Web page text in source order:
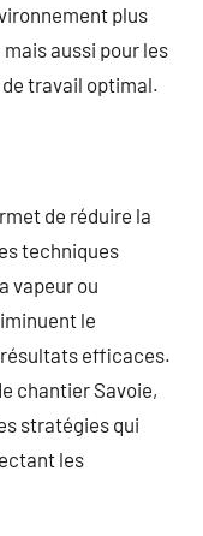
plus
aussi pour les
travail optimal.
de réduire la
techniques
vapeur ou
le
efficaces.
chantier Savoie,
stratégies qui
les